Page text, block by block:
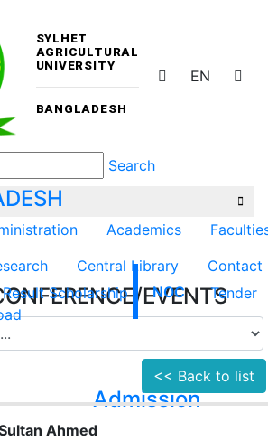
SYLHET
AGRICULTURAL
UNIVERSITY
BANGLADESH
EN
Search
Academics
Central Library Contact
EVENTS
Admission
Result Scholarship NOC
Tender
<< Back to list
Ahmed